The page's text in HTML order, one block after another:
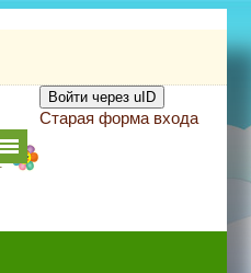
Войти через uID
Старая форма входа